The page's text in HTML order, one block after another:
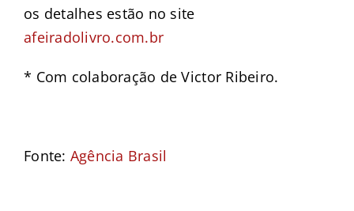
os detalhes estão no site
afeiradolivro.com.br
* Com colaboração de Victor Ribeiro.
Fonte: Agência Brasil